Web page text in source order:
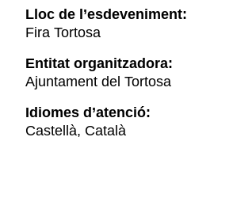
Lloc de l’esdeveniment:
Fira Tortosa
Entitat organitzadora:
Ajuntament del Tortosa
Idiomes d’atenció:
Castellà, Català